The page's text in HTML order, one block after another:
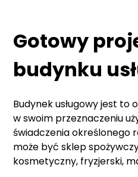
Gotowy
budynku
Budynek usługowy jest
w swoim przeznaczeniu
świadczenia określonego
może być sklep
kosmetyczny, fryzjerski,